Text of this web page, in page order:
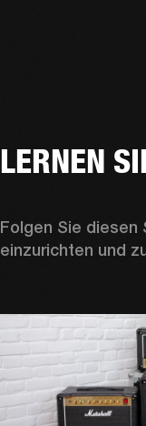
LERNEN
Folgen Sie diesen
einzurichten und